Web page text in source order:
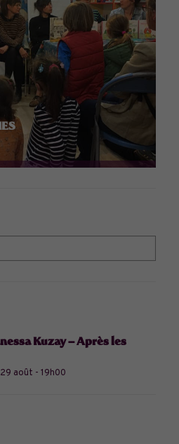
Kuzay – Après les
29 août - 19h00